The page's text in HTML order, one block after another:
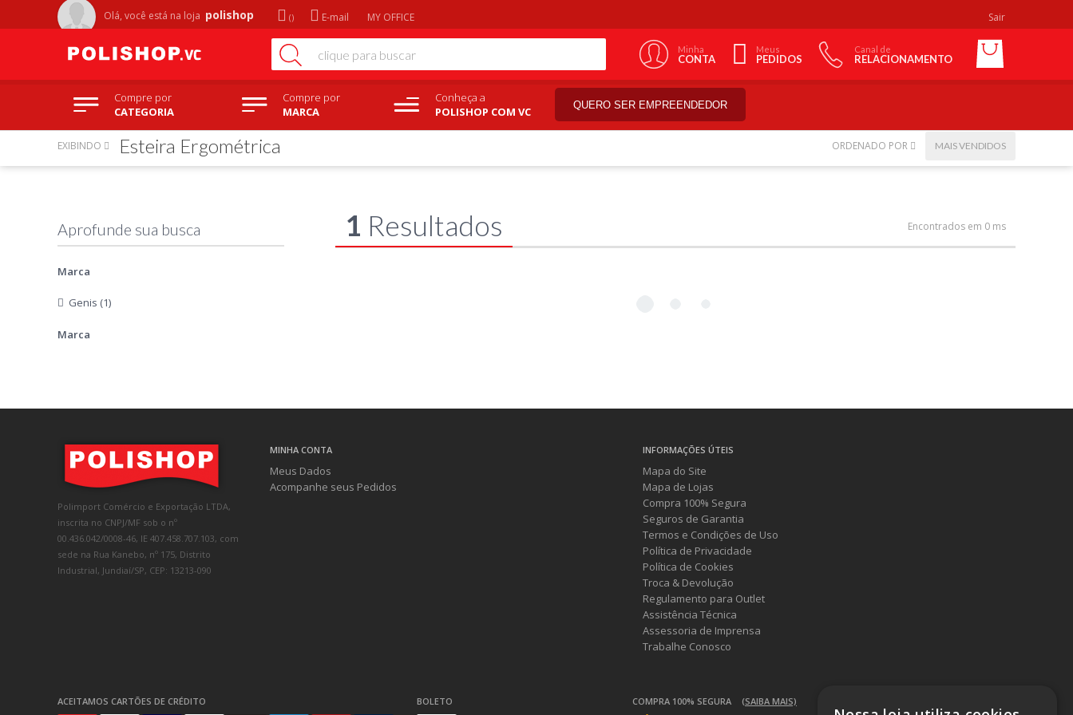
Olá, você está na loja polishop E-mail MY OFFICE Sair
Minha
CONTA
Meus
PEDIDOS
Canal de
RELACIONAMENTO
Compre por
CATEGORIA
Compre por
MARCA
Conheça a
POLISHOP COM VC
QUERO SER EMPREENDEDOR
Marca
Genis (1)
Marca
EXIBINDO Esteira Ergométrica ORDENADO POR MAIS VENDIDOS
1 Resultados Encontrados em 0 ms
Polimport Comércio e Exportação LTDA,
inscrita no CNPJ/MF sob o nº
00.436.042/0008-46, IE 407.458.707.103, com
sede na Rua Kanebo, nº 175, Distrito
Industrial, Jundiaí/SP, CEP: 13213-090
MINHA CONTA
Meus Dados
Acompanhe seus Pedidos
INFORMAÇÕES ÚTEIS
Mapa do Site
Mapa de Lojas
Compra 100% Segura
Seguros de Garantia
Termos e Condições de Uso
Política de Privacidade
Política de Cookies
Troca & Devolução
Regulamento para Outlet
Assistência Técnica
Assessoria de Imprensa
Trabalhe Conosco
ACEITAMOS CARTÕES DE CRÉDITO BOLETO COMPRA 100% SEGURA (SAIBA MAIS)